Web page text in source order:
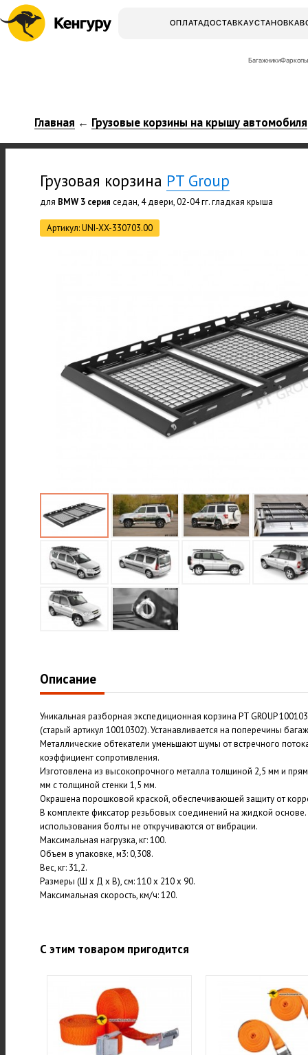
ОПЛАТАДОСТАВКАУСТАНОВКА
БагажникиФаркопы
Главная ← Грузовые корзины на крышу автомобиля
Грузовая корзина PT Group
для BMW 3 серия седан, 4 двери, 02-04 гг. гладкая крыша
Артикул: UNI-XX-330703.00
Описание
Уникальная разборная экспедиционная корзина PT GROUP
(старый артикул 10010302). Устанавливается на поперечины
Металлические обтекатели уменьшают шумы от встречного
коэффициент сопротивления.
Изготовлена из высокопрочного металла толщиной 2,5 мм и
мм с толщиной стенки 1,5 мм.
Окрашена порошковой краской, обеспечивающей защиту от
В комплекте фиксатор резьбовых соединений на жидкой основе.
использования болты не откручиваются от вибрации.
Максимальная нагрузка, кг: 100.
Объем в упаковке, м3: 0,308.
Вес, кг: 31,2.
Размеры (Ш х Д х В), см: 110 х 210 х 90.
Максимальная скорость, км/ч: 120.
С этим товаром пригодится